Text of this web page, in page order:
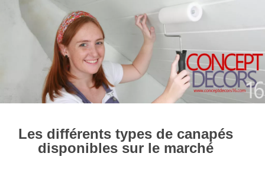
Les différents types de canapés
disponibles sur le marché